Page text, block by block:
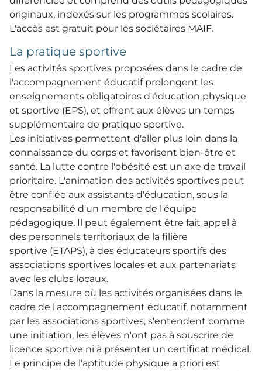
originaux, indexés sur les programmes scolaires.
L'accès est gratuit pour les sociétaires MAIF.
La pratique sportive
Les activités sportives proposées dans le cadre de
l'accompagnement éducatif prolongent les
enseignements obligatoires d'éducation physique
et sportive (EPS), et offrent aux élèves un temps
supplémentaire de pratique sportive.
Les initiatives permettent d'aller plus loin dans la
connaissance du corps et favorisent bien-être et
santé. La lutte contre l'obésité est un axe de travail
prioritaire. L'animation des activités sportives peut
être confiée aux assistants d'éducation, sous la
responsabilité d'un membre de l'équipe
pédagogique. Il peut également être fait appel à
des personnels territoriaux de la filière
sportive (ETAPS), à des éducateurs sportifs des
associations sportives locales et aux partenariats
avec les clubs locaux.
Dans la mesure où les activités organisées dans le
cadre de l'accompagnement éducatif, notamment
par les associations sportives, s'entendent comme
une initiation, les élèves n'ont pas à souscrire de
licence sportive ni à présenter un certificat médical.
Le principe de l'aptitude physique a priori est